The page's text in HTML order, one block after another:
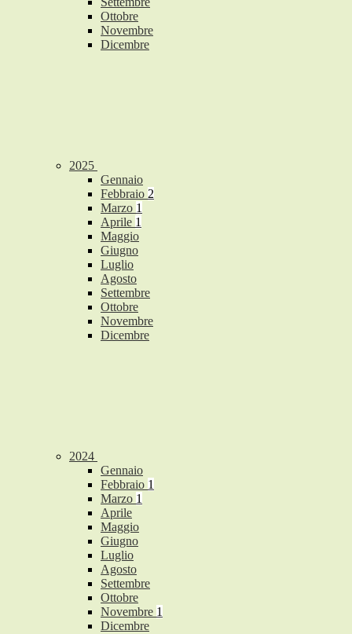
Ottobre
Novembre
Dicembre
2025
Gennaio
Febbraio 2
Marzo 1
Aprile 1
Maggio
Giugno
Luglio
Agosto
Settembre
Ottobre
Novembre
Dicembre
2024
Gennaio
Febbraio 1
Marzo 1
Aprile
Maggio
Giugno
Luglio
Agosto
Settembre
Ottobre
Novembre 1
Dicembre